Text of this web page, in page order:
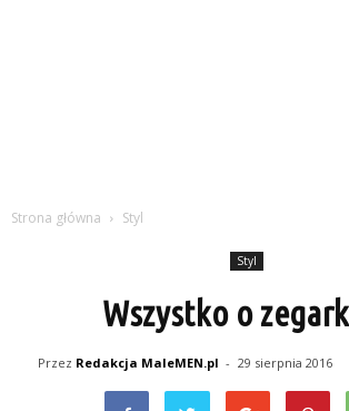
Strona główna Styl
Styl
Wszystko o
Przez Redakcja MaleMEN.pl - 29 sierpnia 2016